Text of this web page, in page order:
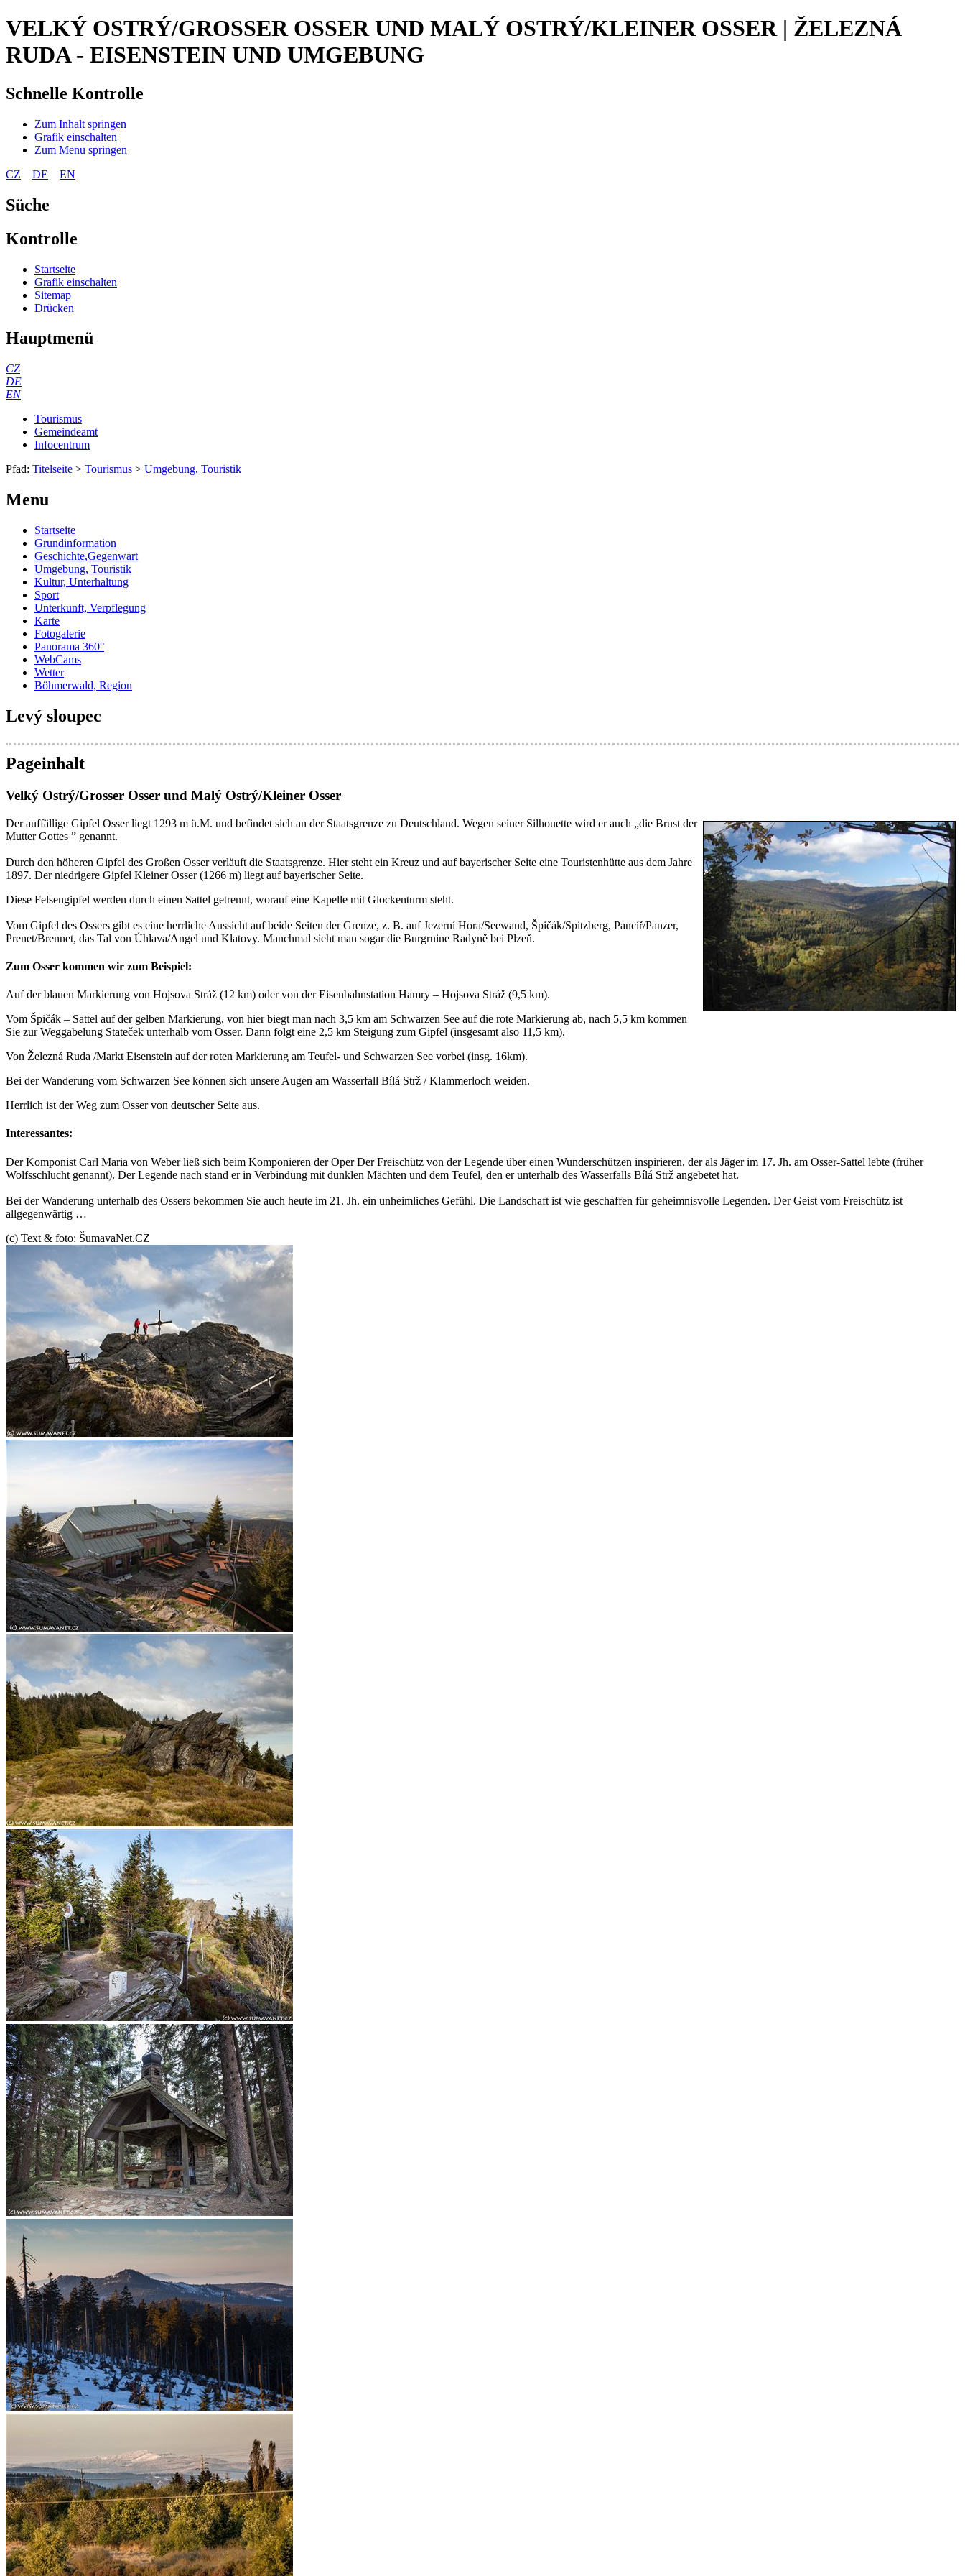
VELKÝ OSTRÝ/GROSSER OSSER UND MALÝ OSTRÝ/KLEINER OSSER | ŽELEZNÁ
RUDA - EISENSTEIN UND UMGEBUNG
Schnelle Kontrolle
Zum Inhalt springen
Grafik einschalten
Zum Menu springen
CZ
DE EN
Süche
Kontrolle
Startseite
Grafik einschalten
Sitemap
Drücken
Hauptmenü
CZ
DE
EN
Tourismus
Gemeindeamt
Infocentrum
Pfad: Titelseite > Tourismus > Umgebung, Touristik
Menu
Startseite
Grundinformation
Geschichte,Gegenwart
Umgebung, Touristik
Kultur, Unterhaltung
Sport
Unterkunft, Verpflegung
Karte
Fotogalerie
Panorama 360°
WebCams
Wetter
Böhmerwald, Region
Levý sloupec
Pageinhalt
Velký Ostrý/Grosser Osser und Malý Ostrý/Kleiner Osser
Der auffällige Gipfel Osser liegt 1293 m ü.M. und befindet sich an der Staatsgrenze zu Deutschland. Wegen seiner Silhouette wird er auch „die Brust der
Mutter Gottes ” genannt.
Durch den höheren Gipfel des Großen Osser verläuft die Staatsgrenze. Hier steht ein Kreuz und auf bayerischer Seite eine Touristenhütte aus dem Jahre
1897. Der niedrigere Gipfel Kleiner Osser (1266 m) liegt auf bayerischer Seite.
Diese Felsengipfel werden durch einen Sattel getrennt, worauf eine Kapelle mit Glockenturm steht.
Vom Gipfel des Ossers gibt es eine herrliche Aussicht auf beide Seiten der Grenze, z. B. auf Jezerní Hora/Seewand, Špičák/Spitzberg, Pancíř/Panzer,
Prenet/Brennet, das Tal von Úhlava/Angel und Klatovy. Manchmal sieht man sogar die Burgruine Radyně bei Plzeň.
Zum Osser kommen wir zum Beispiel:
Auf der blauen Markierung von Hojsova Stráž (12 km) oder von der Eisenbahnstation Hamry – Hojsova Stráž (9,5 km).
Vom Špičák – Sattel auf der gelben Markierung, von hier biegt man nach 3,5 km am Schwarzen See auf die rote Markierung ab, nach 5,5 km kommen
Sie zur Weggabelung Stateček unterhalb vom Osser. Dann folgt eine 2,5 km Steigung zum Gipfel (insgesamt also 11,5 km).
Von Železná Ruda /Markt Eisenstein auf der roten Markierung am Teufel- und Schwarzen See vorbei (insg. 16km).
Bei der Wanderung vom Schwarzen See können sich unsere Augen am Wasserfall Bílá Strž / Klammerloch weiden.
Herrlich ist der Weg zum Osser von deutscher Seite aus.
Interessantes:
Der Komponist Carl Maria von Weber ließ sich beim Komponieren der Oper Der Freischütz von der Legende über einen Wunderschützen inspirieren, der als Jäger im 17. Jh. am Osser-Sattel lebte (früher
Wolfsschlucht genannt). Der Legende nach stand er in Verbindung mit dunklen Mächten und dem Teufel, den er unterhalb des Wasserfalls Bílá Strž angebetet hat.
Bei der Wanderung unterhalb des Ossers bekommen Sie auch heute im 21. Jh. ein unheimliches Gefühl. Die Landschaft ist wie geschaffen für geheimnisvolle Legenden. Der Geist vom Freischütz ist
allgegenwärtig …
(c) Text & foto: ŠumavaNet.CZ